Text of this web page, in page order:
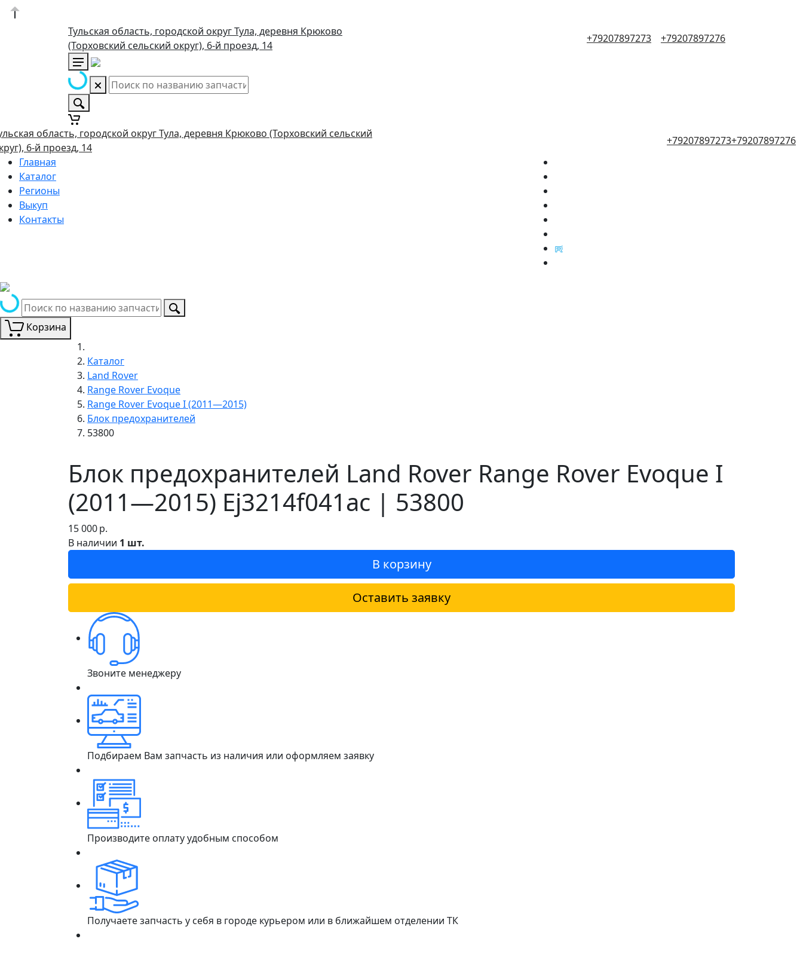
Тульская область, городской округ Тула, деревня Крюково
(Торховский сельский округ), 6-й проезд, 14
+79207897273 +79207897276
область, городской округ Тула, деревня Крюково (Торховский сельский
6-й проезд, 14
+79207897273+79207897276
Главная
Каталог
Регионы
Выкуп
Контакты
Корзина
Каталог
Land Rover
Range Rover Evoque
Range Rover Evoque I (2011—2015)
Блок предохранителей
53800
Блок предохранителей Land Rover Range Rover Evoque I
(2011—2015) Ej3214f041ac | 53800
15 000р.
В наличии 1 шт.
В корзину
Оставить заявку
Звоните менеджеру
Подбираем Вам запчасть из наличия или оформляем заявку
Производите оплату удобным способом
Получаете запчасть у себя в городе курьером или в ближайшем отделении ТК